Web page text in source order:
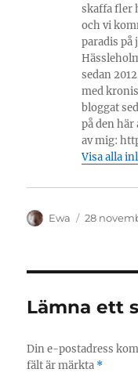
skaffa fler
och vi
paradis på
sedan
med
bloggat
på den här
av mig:
Visa alla
Författare
Ewa
Publicerat
28
Lämna ett
Din e-postadress
fält är märkta *